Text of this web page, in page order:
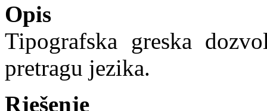
Opis
Tipografska greska
pretragu jezika.
Rješenje